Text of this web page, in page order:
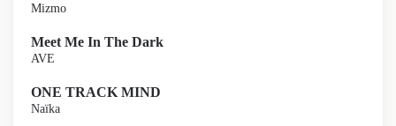
Mizmo
Meet Me In The Dark
AVE
ONE TRACK MIND
Naïka